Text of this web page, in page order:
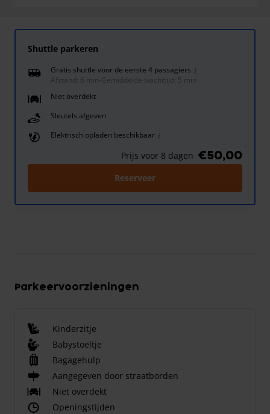
Shuttle parkeren
Gratis shuttle voor de eerste 4 passagiers
Afstand: 6 min
Gemiddelde wachttijd: 5 min
Niet overdekt
Sleutels afgeven
Elektrisch opladen beschikbaar
Prijs voor 8 dagen €50,00
Reserveer
Parkeervoorzieningen
Kinderzitje
Babystoeltje
Bagagehulp
Aangegeven door straatborden
Niet overdekt
Openingstijden